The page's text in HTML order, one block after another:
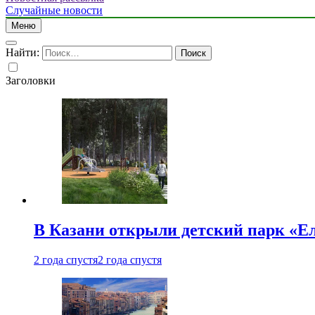
Случайные новости
Меню
Найти:
Заголовки
В Казани открыли детский парк
2 года спустя2 года спустя